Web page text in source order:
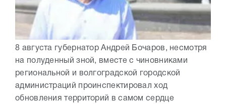
8 августа губернатор Андрей Бочаров, несмотря
на полуденный зной, вместе с чиновниками
региональной и волгоградской городской
администраций проинспектировал ход
обновления территорий в самом сердце